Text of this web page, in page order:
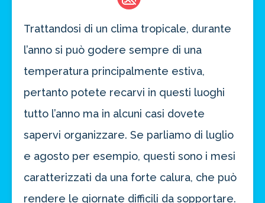
Trattandosi di un clima tropicale, durante
l’anno si può godere sempre di una
temperatura principalmente estiva,
pertanto potete recarvi in questi luoghi
tutto l’anno ma in alcuni casi dovete
sapervi organizzare. Se parliamo di luglio
e agosto per esempio, questi sono i mesi
caratterizzati da una forte calura, che può
rendere le giornate difficili da sopportare.